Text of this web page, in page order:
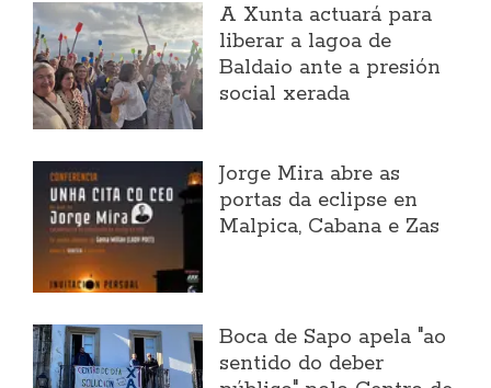
A Xunta actuará para
liberar a lagoa de
Baldaio ante a presión
social xerada
Jorge Mira abre as
portas da eclipse en
Malpica, Cabana e Zas
Boca de Sapo apela "ao
sentido do deber